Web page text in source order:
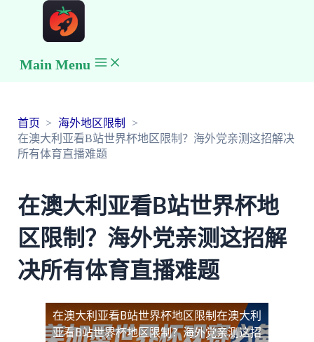
Main Menu
首页
海外地区限制
在澳大利亚看B站世界杯地区限制？海外党亲测这招解决
所有体育直播难题
在澳大利亚看B站世界杯地
区限制？海外党亲测这招解
决所有体育直播难题
在澳大利亚看B站世界杯地区限制 在澳大利
亚看B站世界杯地区限制？海外党亲测这招